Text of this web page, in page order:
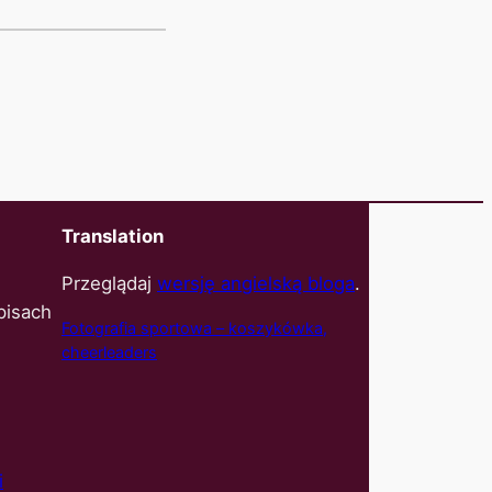
Translation
Przeglądaj wersję angielską bloga.
Fotografia sportowa – koszykówka,
cheerleaders